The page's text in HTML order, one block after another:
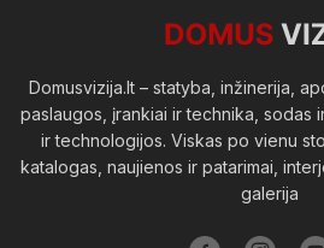
Domusvizija.lt – statyba, inžinerija,
paslaugos, įrankiai ir technika, sodas
ir technologijos. Viskas po vienu
katalogas, naujienos ir patarimai,
galerija